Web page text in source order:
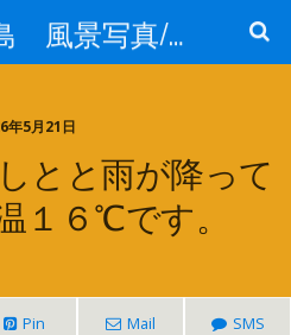
今日の佐渡島 風景写真/天気/お酒/お米/温泉
年5月21日
とと雨が降って
１６℃です。
Pin Mail SMS